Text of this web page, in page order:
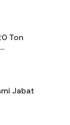
Ton
Jabat